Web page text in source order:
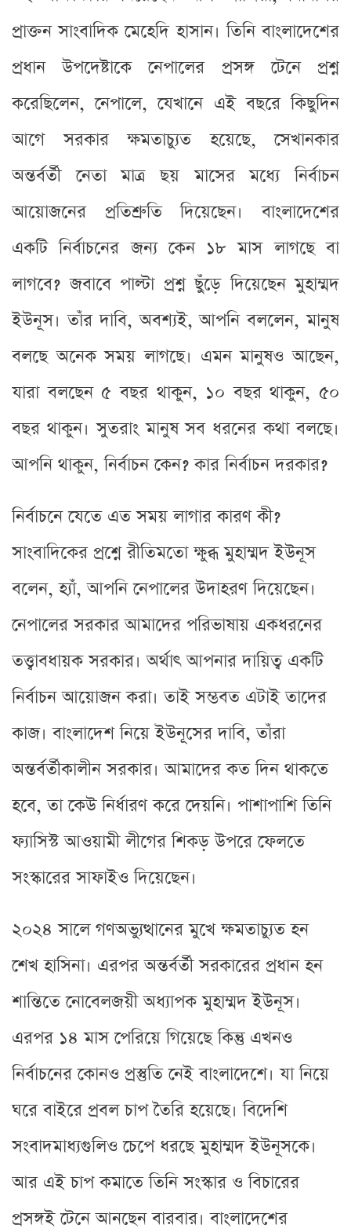
প্রাক্তন সাংবাদিক মেহেদি হাসান। তিনি বাংলাদেশের
প্রধান উপদেষ্টাকে নেপালের প্রসঙ্গ টেনে প্রশ্ন
করেছিলেন, নেপালে, যেখানে এই বছরে কিছুদিন
আগে সরকার ক্ষমতাচ্যুত হয়েছে, সেখানকার
অন্তর্বর্তী নেতা মাত্র ছয় মাসের মধ্যে নির্বাচন
আয়োজনের প্রতিশ্রুতি দিয়েছেন। বাংলাদেশের
একটি নির্বাচনের জন্য কেন ১৮ মাস লাগছে বা
লাগবে? জবাবে পাল্টা প্রশ্ন ছুঁড়ে দিয়েছেন মুহাম্মদ
ইউনূস। তাঁর দাবি, অবশ্যই, আপনি বললেন, মানুষ
বলছে অনেক সময় লাগছে। এমন মানুষও আছেন,
যারা বলছেন ৫ বছর থাকুন, ১০ বছর থাকুন, ৫০
বছর থাকুন। সুতরাং মানুষ সব ধরনের কথা বলছে।
আপনি থাকুন, নির্বাচন কেন? কার নির্বাচন দরকার?
নির্বাচনে যেতে এত সময় লাগার কারণ কী?
সাংবাদিকের প্রশ্নে রীতিমতো ক্ষুব্ধ মুহাম্মদ ইউনূস
বলেন, হ্যাঁ, আপনি নেপালের উদাহরণ দিয়েছেন।
নেপালের সরকার আমাদের পরিভাষায় একধরনের
তত্ত্বাবধায়ক সরকার। অর্থাৎ আপনার দায়িত্ব একটি
নির্বাচন আয়োজন করা। তাই সম্ভবত এটাই তাদের
কাজ। বাংলাদেশ নিয়ে ইউনূসের দাবি, তাঁরা
অন্তর্বর্তীকালীন সরকার। আমাদের কত দিন থাকতে
হবে, তা কেউ নির্ধারণ করে দেয়নি। পাশাপাশি তিনি
ফ্যাসিস্ট আওয়ামী লীগের শিকড় উপরে ফেলতে
সংস্কারের সাফাইও দিয়েছেন।
২০২৪ সালে গণঅভ্যুত্থানের মুখে ক্ষমতাচ্যুত হন
শেখ হাসিনা। এরপর অন্তর্বর্তী সরকারের প্রধান হন
শান্তিতে নোবেলজয়ী অধ্যাপক মুহাম্মদ ইউনূস।
এরপর ১৪ মাস পেরিয়ে গিয়েছে কিন্তু এখনও
নির্বাচনের কোনও প্রস্তুতি নেই বাংলাদেশে। যা নিয়ে
ঘরে বাইরে প্রবল চাপ তৈরি হয়েছে। বিদেশি
সংবাদমাধ্যগুলিও চেপে ধরছে মুহাম্মদ ইউনূসকে।
আর এই চাপ কমাতে তিনি সংস্কার ও বিচারের
প্রসঙ্গই টেনে আনছেন বারবার। বাংলাদেশের